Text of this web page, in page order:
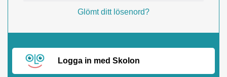
Glömt ditt lösenord?
Logga in med Skolon